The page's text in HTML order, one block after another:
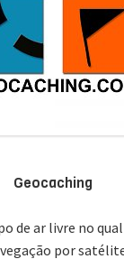
Geocaching
de ar livre no
por